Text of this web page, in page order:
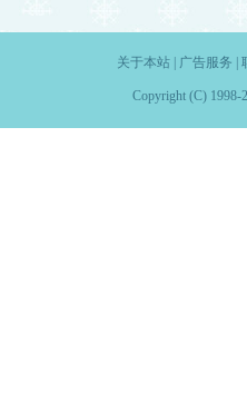
关于本站| 广告服务
Copyright (C) 1998-